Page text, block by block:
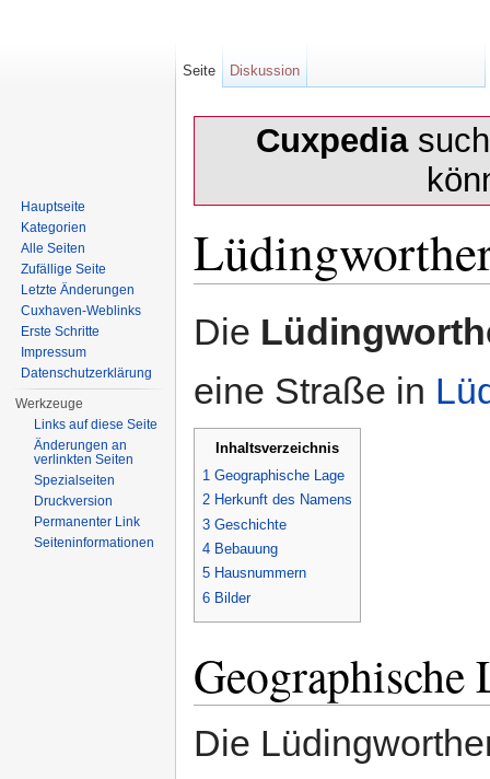
Cuxpedia
Die
eine Straße in
Inhaltsverzeichnis
1 Geographische Lage
2 Herkunft des Namens
3 Geschichte
4 Bebauung
5 Hausnummern
6 Bilder
Geographische
Die
Seite Diskussion
Hauptseite
Kategorien
Alle Seiten
Zufällige Seite
Letzte Änderungen
Cuxhaven-Weblinks
Erste Schritte
Impressum
Datenschutzerklärung
Werkzeuge
Links auf diese Seite
Änderungen an
verlinkten Seiten
Spezialseiten
Druckversion
Permanenter Link
Seiten­informationen